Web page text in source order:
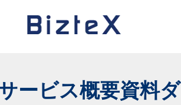
ービス概要資料ダ